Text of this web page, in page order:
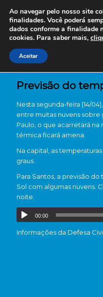
Previsão do
Nesta segunda-feira (14/
entre muitas nuvens
Paulo, o que acarretará
térmica ficará amena.
Na capital, as
graus.
Para Santos, a previsão
Sol com algumas nuvens.
noite.
00:00
Informações da Defesa
Ao navegar pelo nosso site
finalidades. Você poderá
dados conforme a finalidade
cookies. Para saber mais,
Aceitar